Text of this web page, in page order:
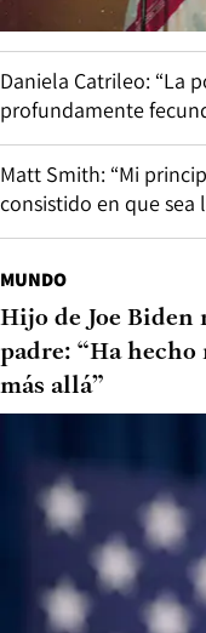
Daniela Catrileo: “La
profundamente
Matt Smith: “Mi
consistido en que sea
MUNDO
Hijo de Joe Biden
padre: “Ha hecho
más allá”